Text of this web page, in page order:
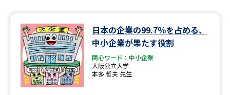
日本の企業の99.7％を占める、
中小企業が果たす役割
関心ワード：中小企業
大阪公立大学
本多 哲夫 先生